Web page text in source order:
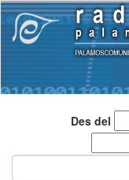
Des del